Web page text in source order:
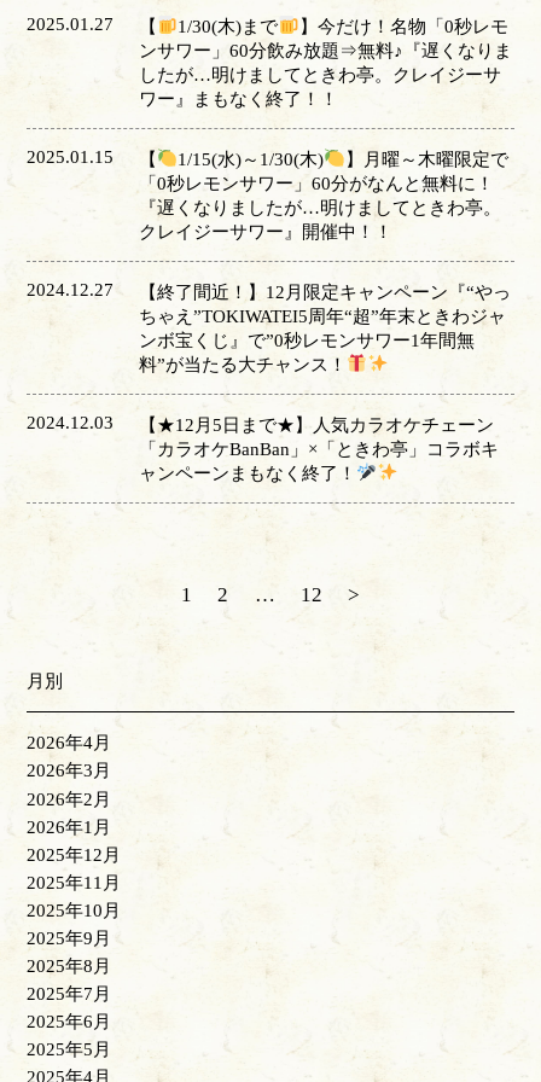
2025.01.27 【 1/30(木)まで
】今だけ！名物「0秒レモ
ンサワー」60分飲み放題⇒無料♪『遅くなりま
したが…明けましてときわ亭。クレイジーサ
ワー』まもなく終了！！
2025.01.15 【 1/15(水)～1/30(木)
】月曜～木曜限定で
「0秒レモンサワー」60分がなんと無料に！
『遅くなりましたが…明けましてときわ亭。
クレイジーサワー』開催中！！
2024.12.27
【終了間近！】12月限定キャンペーン『“やっ
ちゃえ”TOKIWATEI5周年“超”年末ときわジャ
ンボ宝くじ』で”0秒レモンサワー1年間無
料”が当たる大チャンス！
2024.12.03
【★12月5日まで★】人気カラオケチェーン
「カラオケBanBan」×「ときわ亭」コラボキ
ャンペーンまもなく終了！
1 2 … 12 >
月別
2026年4月
2026年3月
2026年2月
2026年1月
2025年12月
2025年11月
2025年10月
2025年9月
2025年8月
2025年7月
2025年6月
2025年5月
2025年4月